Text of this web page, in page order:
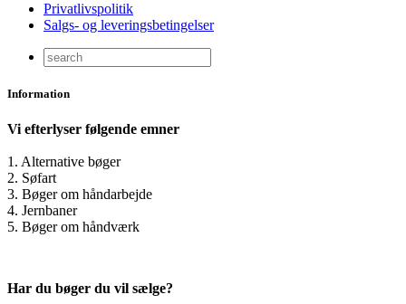
Privatlivspolitik
Salgs- og leveringsbetingelser
Information
Vi efterlyser følgende emner
1. Alternative bøger
2. Søfart
3. Bøger om håndarbejde
4. Jernbaner
5. Bøger om håndværk
Har du bøger du vil sælge?